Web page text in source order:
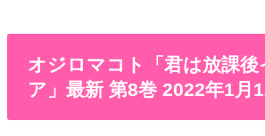
オジロマコト「君は放課後
ア」最新 第8巻 2022年1月